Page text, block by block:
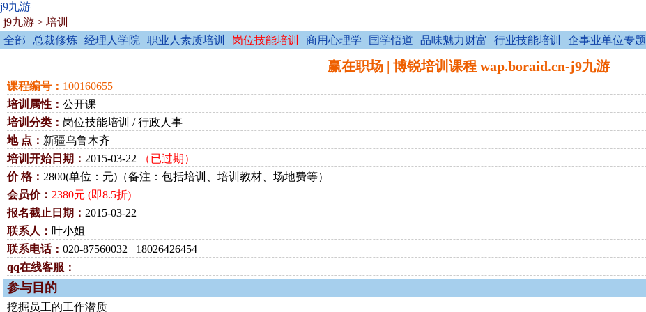
j9九游
j9九游 > 培训
全部
总裁修炼 经理人学院 职业人素质培训 岗位技能培训 商用心理学 国学悟道 品味魅力财富 行业技能培训 企事业单位专题
赢在职场 | 博锐培训课程 wap.boraid.cn-j9九游
课程编号： 100160655
培训属性： 公开课
培训分类： 岗位技能培训 / 行政人事
地 点： 新疆乌鲁木齐
培训开始日期： 2015-03-22
（已过期）
价 格： 2800(单位：元)（备注：包括培训、培训教材、场地费等）
会员价： 2380元 (即8.5折)
报名截止日期： 2015-03-22
联系人： 叶小姐
联系电话： 020-87560032 18026426454
qq在线客服：
参与目的
挖掘员工的工作潜质